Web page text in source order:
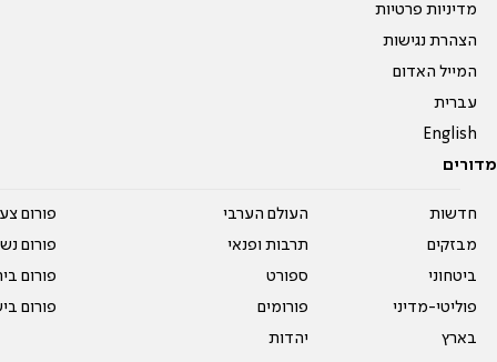
מדיניות פרטיות
הצהרת נגישות
המייל האדום
עברית
English
מדורים
חדשות
מבזקים
ביטחוני
פוליטי-מדיני
בארץ
העולם הערבי
תרבות ופנאי
ספורט
פורומים
יהדות
פורום
פורום
פורום
פורום